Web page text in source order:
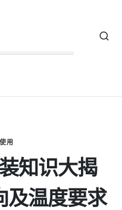
用
知识大揭
及温度要求